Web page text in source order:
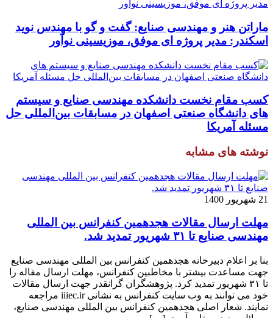
ماراتن هنر و مهندسی صنایع: گفت و گو با مهندس نوید
اسکندر: مدیر پروژه ای موفق، موزیسینی نوآور
کسب مقام نخست دانشکده مهندسی صنایع و سیستم
های دانشگاه صنعتی اصفهان در مسابقات بین‌المللی حل
مسئله آمریکا
نوشته های مشابه
21 شهریور 1400
مهلت ارسال مقالات هجدهمین کنفرانس بین المللی
مهندسی صنایع تا ۳۱ شهریور تمدید شد.
بنا بر اعلام دبیرخانه هجدهمین کنفرانس بین المللی مهندسی صنایع
جهت مساعدت بیشتر با مخاطبین کنفرانس، مهلت ارسال مقاله را
تا ۳۱ شهریور تمدید کرد. پژوهشگران گرانقدر جهت ارسال مقالات
خود می توانند به وب سایت کنفرانس به نشانی iiiec.ir مراجعه
نمایند. شعار اصلی هجدهمین کنفرانس بین المللی مهندسی صنایع،